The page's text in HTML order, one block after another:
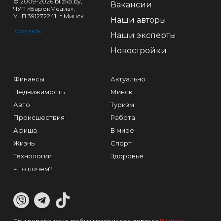
ЧУП «БарокМедиа»,
УНП 391272241, г.Минск
Контакты
Вакансии
Наши авторы
Наши эксперты
Новостройки
Финансы
Недвижимость
Авто
Происшествия
Афиша
Жизнь
Технологии
Что почем?
Актуально
Минск
Туризм
Работа
В мире
Спорт
Здоровье